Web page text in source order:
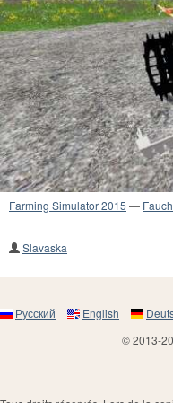
Farming Simulator 2015 —
Slavaska
Русский English
© 2013-